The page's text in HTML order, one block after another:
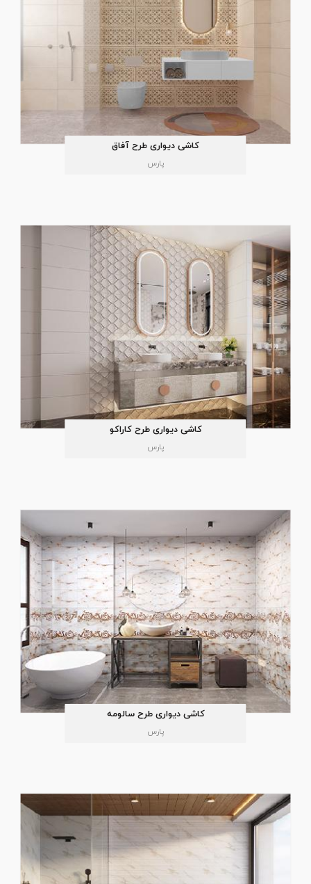
کاشی دیواری طرح آفاق
پارس
کاشی دیواری طرح کاراکو
پارس
کاشی دیواری طرح سالومه
پارس